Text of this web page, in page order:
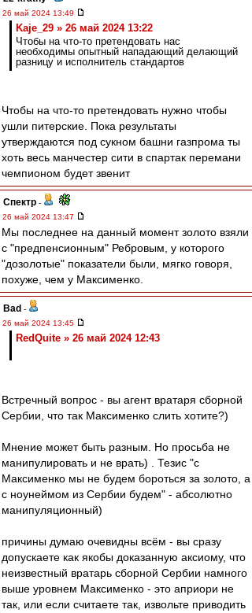
26 май 2024 13:49
Kaje_29 » 26 май 2024 13:22
Чтобы на что-то претендовать нас
необходимы опытный нападающий делающий
разницу и исполнитель стандартов
Чтобы на что-то претендовать нужно чтобы
ушли питерские. Пока результаты
утверждаются под сукном башни газпрома ты
хоть весь манчестер сити в спартак перемани
чемпионом будет звенит
Спектр -
26 май 2024 13:47
Мы последнее на данный момент золото взяли
с "предпенсионным" Ребровым, у которого
"дозолотые" показатели были, мягко говоря,
похуже, чем у Максименко.
Bad -
26 май 2024 13:45
RedQuite » 26 май 2024 12:43
Встречный вопрос - вы агент вратаря сборной
Сербии, что так Максименко слить хотите?)
Мнение может быть разным. Но просьба не
манипулировать и не врать) . Тезис "с
Максименко мы не будем бороться за золото, а
с ноунеймом из Сербии будем" - абсолютно
манипуляционный)
причины думаю очевидны всём - вы сразу
допускаете как якобы доказанную аксиому, что
неизвестный вратарь сборной Сербии намного
выше уровнем Максименко - это априори не
так, или если считаете так, извольте приводить